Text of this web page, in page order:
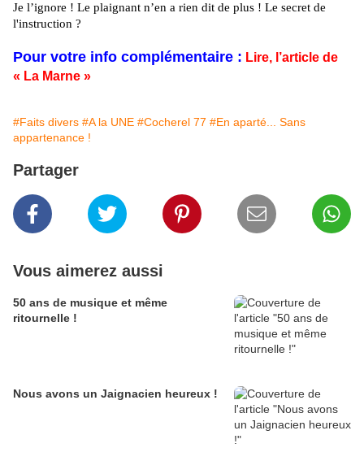
Je l’ignore ! Le plaignant n’en a rien dit de plus ! Le secret de
l'instruction ?
Pour votre info complémentaire : Lire, l’article de
« La Marne »
#Faits divers #A la UNE #Cocherel 77 #En aparté... Sans
appartenance !
Partager
Vous aimerez aussi
50 ans de musique et même
ritournelle !
Nous avons un Jaignacien heureux !